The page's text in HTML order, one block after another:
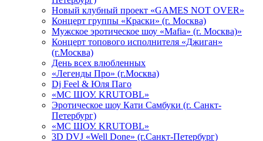
Новый клубный проект «GAMES NOT OVER»
Концерт группы «Краски» (г. Москва)
Мужское эротическое шоу «Mafia» (г. Москва)»
Концерт топового исполнителя «Джиган»
(г.Москва)
День всех влюбленных
«Легенды Про» (г.Москва)
Dj Feel & Юля Паго
«МС ШОУ. KRUTOBL»
Эротическое шоу Кати Самбуки (г. Санкт-
Петербург)
«МС ШОУ. KRUTOBL»
3D DVJ «Well Done» (г.Санкт-Петербург)